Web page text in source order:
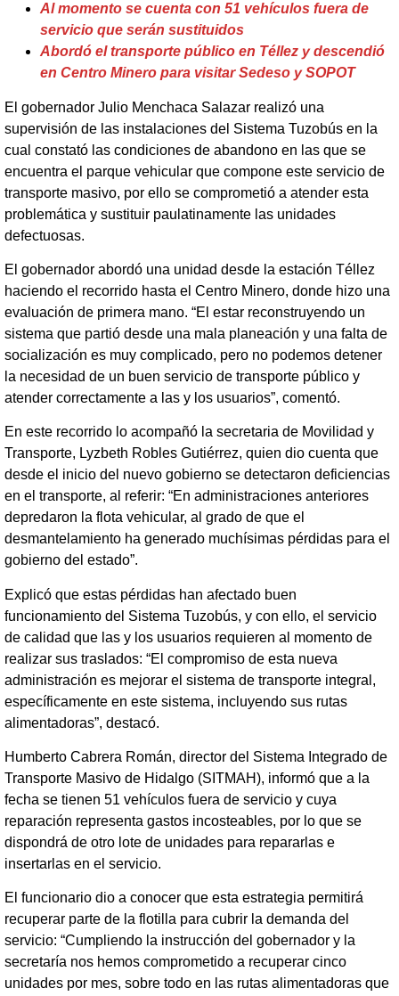
Al momento se cuenta con 51 vehículos fuera de
servicio que serán sustituidos
Abordó el transporte público en Téllez y descendió
en Centro Minero para visitar Sedeso y SOPOT
El gobernador Julio Menchaca Salazar realizó una
supervisión de las instalaciones del Sistema Tuzobús en la
cual constató las condiciones de abandono en las que se
encuentra el parque vehicular que compone este servicio de
transporte masivo, por ello se comprometió a atender esta
problemática y sustituir paulatinamente las unidades
defectuosas.
El gobernador abordó una unidad desde la estación Téllez
haciendo el recorrido hasta el Centro Minero, donde hizo una
evaluación de primera mano. “El estar reconstruyendo un
sistema que partió desde una mala planeación y una falta de
socialización es muy complicado, pero no podemos detener
la necesidad de un buen servicio de transporte público y
atender correctamente a las y los usuarios”, comentó.
En este recorrido lo acompañó la secretaria de Movilidad y
Transporte, Lyzbeth Robles Gutiérrez, quien dio cuenta que
desde el inicio del nuevo gobierno se detectaron deficiencias
en el transporte, al referir: “En administraciones anteriores
depredaron la flota vehicular, al grado de que el
desmantelamiento ha generado muchísimas pérdidas para el
gobierno del estado”.
Explicó que estas pérdidas han afectado buen
funcionamiento del Sistema Tuzobús, y con ello, el servicio
de calidad que las y los usuarios requieren al momento de
realizar sus traslados: “El compromiso de esta nueva
administración es mejorar el sistema de transporte integral,
específicamente en este sistema, incluyendo sus rutas
alimentadoras”, destacó.
Humberto Cabrera Román, director del Sistema Integrado de
Transporte Masivo de Hidalgo (SITMAH), informó que a la
fecha se tienen 51 vehículos fuera de servicio y cuya
reparación representa gastos incosteables, por lo que se
dispondrá de otro lote de unidades para repararlas e
insertarlas en el servicio.
El funcionario dio a conocer que esta estrategia permitirá
recuperar parte de la flotilla para cubrir la demanda del
servicio: “Cumpliendo la instrucción del gobernador y la
secretaría nos hemos comprometido a recuperar cinco
unidades por mes, sobre todo en las rutas alimentadoras que